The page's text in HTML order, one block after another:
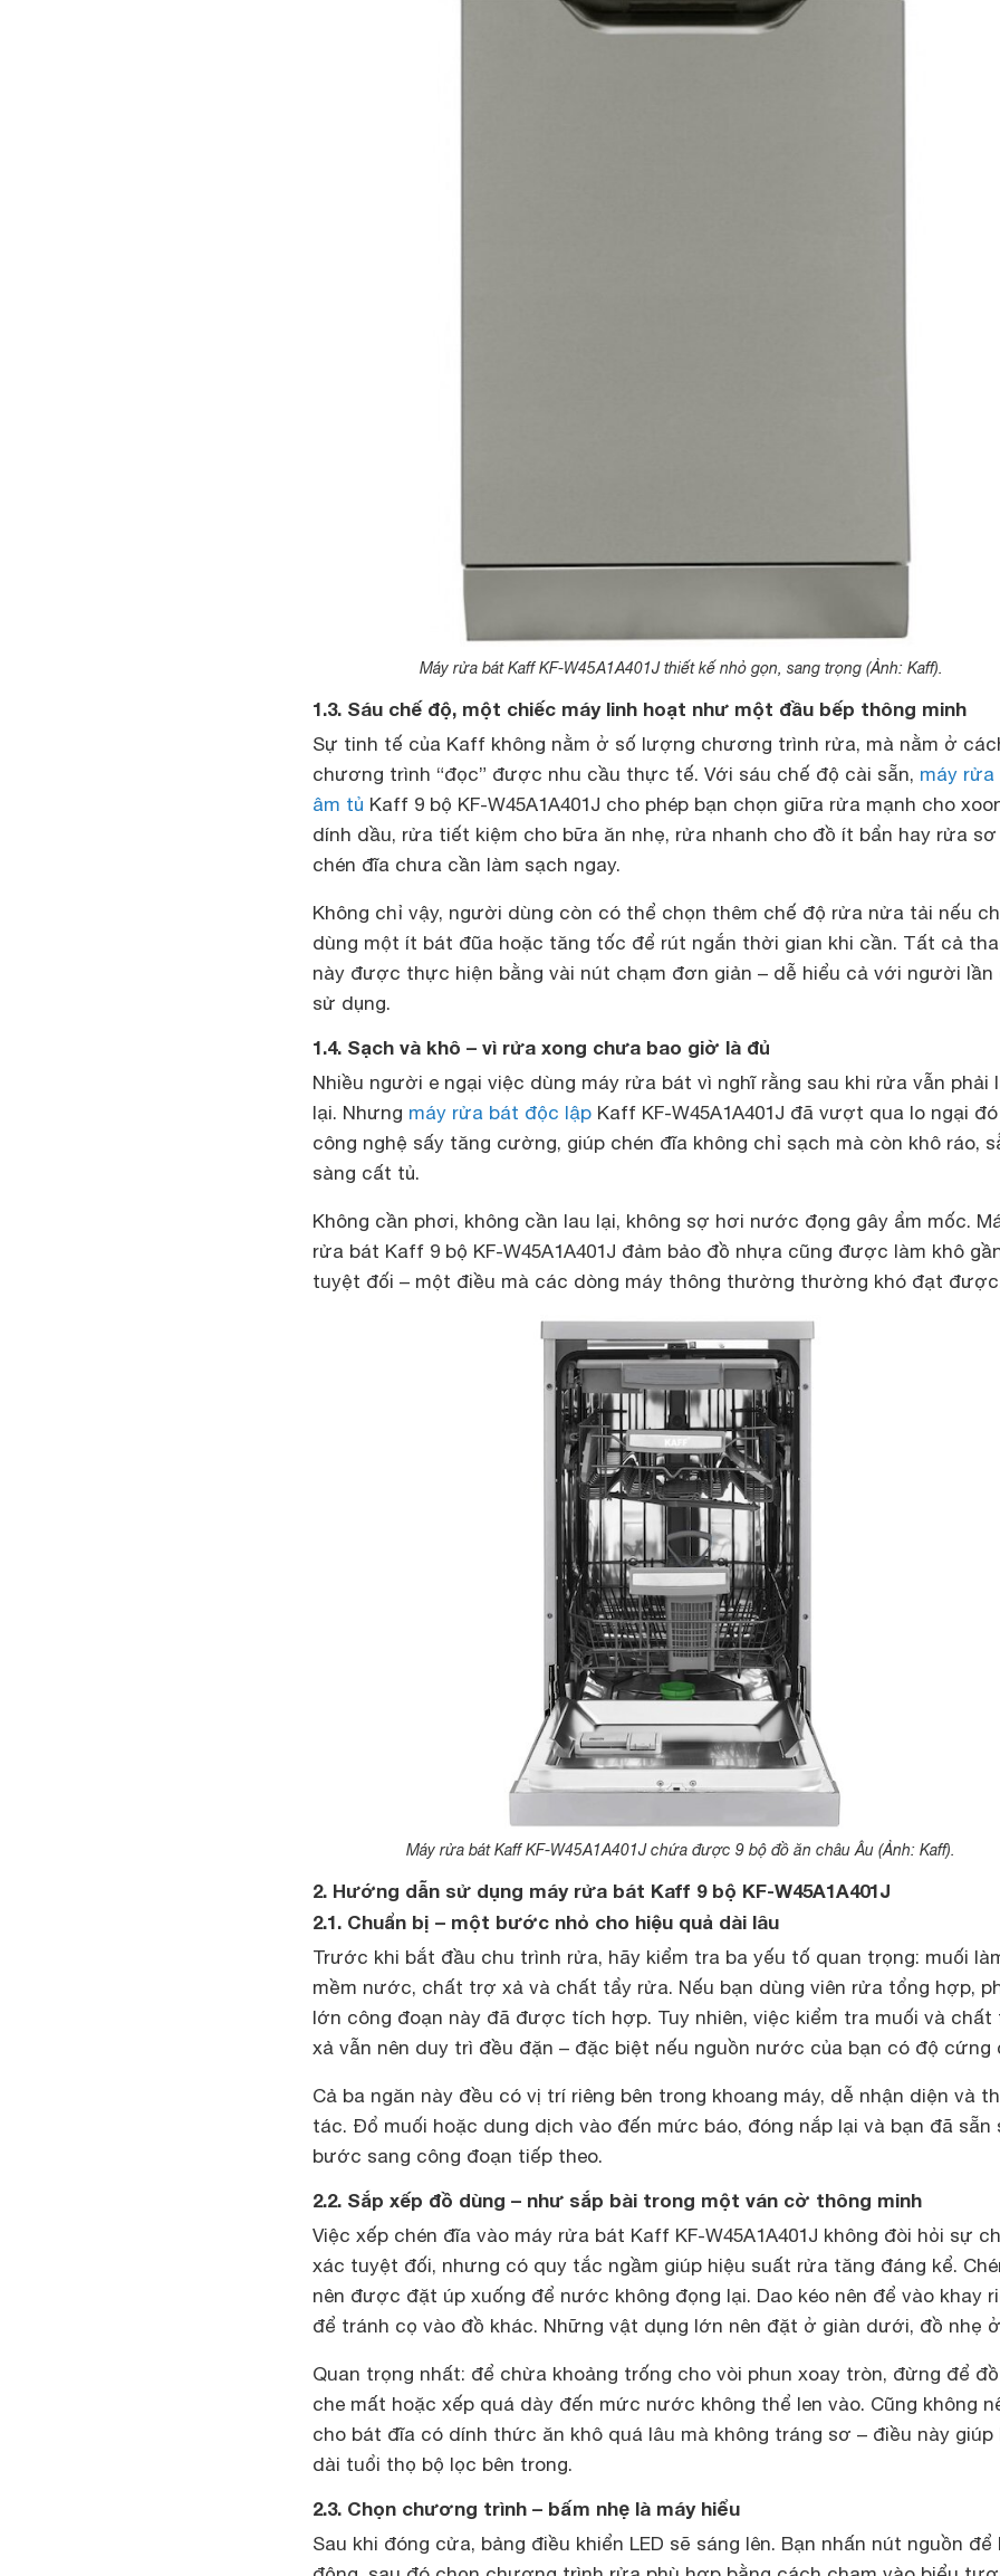
Máy rửa bát Kaff KF-W45A1A401J thiết kế nhỏ gọn, sang trọng (Ảnh: Kaff).
1.3. Sáu chế độ, một chiếc máy linh hoạt như một đầu bếp thông minh
Sự tinh tế của Kaff không nằm ở số lượng chương trình rửa, mà nằm ở
chương trình “đọc” được nhu cầu thực tế. Với sáu chế độ cài sẵn, máy rửa
âm tủ Kaff 9 bộ KF-W45A1A401J cho phép bạn chọn giữa rửa mạnh cho
dính dầu, rửa tiết kiệm cho bữa ăn nhẹ, rửa nhanh cho đồ ít bẩn hay rửa
chén đĩa chưa cần làm sạch ngay.
Không chỉ vậy, người dùng còn có thể chọn thêm chế độ rửa nửa tải nếu
dùng một ít bát đũa hoặc tăng tốc để rút ngắn thời gian khi cần. Tất cả
này được thực hiện bằng vài nút chạm đơn giản – dễ hiểu cả với người lần
sử dụng.
1.4. Sạch và khô – vì rửa xong chưa bao giờ là đủ
Nhiều người e ngại việc dùng máy rửa bát vì nghĩ rằng sau khi rửa vẫn phải
lại. Nhưng máy rửa bát độc lập Kaff KF-W45A1A401J đã vượt qua lo ngại
công nghệ sấy tăng cường, giúp chén đĩa không chỉ sạch mà còn khô ráo,
sàng cất tủ.
Không cần phơi, không cần lau lại, không sợ hơi nước đọng gây ẩm mốc.
rửa bát Kaff 9 bộ KF-W45A1A401J đảm bảo đồ nhựa cũng được làm khô
tuyệt đối – một điều mà các dòng máy thông thường thường khó đạt
Máy rửa bát Kaff KF-W45A1A401J chứa được 9 bộ đồ ăn châu Âu (Ảnh: Kaff).
2. Hướng dẫn sử dụng máy rửa bát Kaff 9 bộ KF-W45A1A401J
2.1. Chuẩn bị – một bước nhỏ cho hiệu quả dài lâu
Trước khi bắt đầu chu trình rửa, hãy kiểm tra ba yếu tố quan trọng: muối
mềm nước, chất trợ xả và chất tẩy rửa. Nếu bạn dùng viên rửa tổng hợp,
lớn công đoạn này đã được tích hợp. Tuy nhiên, việc kiểm tra muối và chất
xả vẫn nên duy trì đều đặn – đặc biệt nếu nguồn nước của bạn có độ cứng
Cả ba ngăn này đều có vị trí riêng bên trong khoang máy, dễ nhận diện và
tác. Đổ muối hoặc dung dịch vào đến mức báo, đóng nắp lại và bạn đã sẵn
bước sang công đoạn tiếp theo.
2.2. Sắp xếp đồ dùng – như sắp bài trong một ván cờ thông minh
Việc xếp chén đĩa vào máy rửa bát Kaff KF-W45A1A401J không đòi hỏi sự
xác tuyệt đối, nhưng có quy tắc ngầm giúp hiệu suất rửa tăng đáng kể.
nên được đặt úp xuống để nước không đọng lại. Dao kéo nên để vào khay
để tránh cọ vào đồ khác. Những vật dụng lớn nên đặt ở giàn dưới, đồ nhẹ
Quan trọng nhất: để chừa khoảng trống cho vòi phun xoay tròn, đừng để
che mất hoặc xếp quá dày đến mức nước không thể len vào. Cũng không
cho bát đĩa có dính thức ăn khô quá lâu mà không tráng sơ – điều này giúp
dài tuổi thọ bộ lọc bên trong.
2.3. Chọn chương trình – bấm nhẹ là máy hiểu
Sau khi đóng cửa, bảng điều khiển LED sẽ sáng lên. Bạn nhấn nút nguồn để